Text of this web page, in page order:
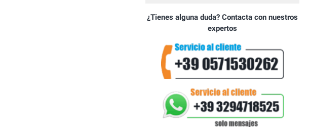
¿Tienes alguna duda? Contacta con nuestros
expertos